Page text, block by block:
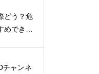
どう？危
できる
チャンネ